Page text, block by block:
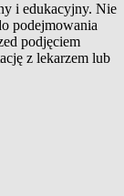
i edukacyjny. Nie
podejmowania
podjęciem
z lekarzem lub